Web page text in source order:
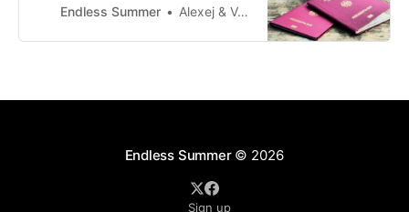
uns in Rio de Janeiro und genießen
Südamerikaabenteuers. Die letzten
Buenos Aires über Uruguay nach
Endless Summer Alexej & Vera
Endless Summer© 2026
Sign up